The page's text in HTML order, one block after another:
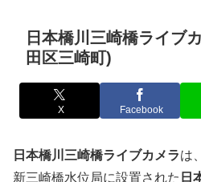
日本橋川三崎橋ライブ
田区三崎町)
X Facebook
日本橋川三崎橋ライブカメラは
新三崎橋水位局に設置された 日